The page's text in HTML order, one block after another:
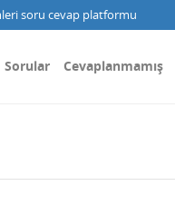
soru cevap platformu
Sorular Cevaplanmamış